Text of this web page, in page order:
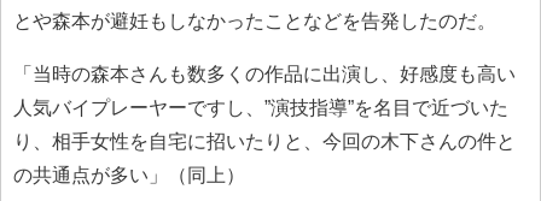
とや森本が避妊もしなかったことなどを告発したのだ。
「当時の森本さんも数多くの作品に出演し、好感度も高い
人気バイプレーヤーですし、”演技指導”を名目で近づいた
り、相手女性を自宅に招いたりと、今回の木下さんの件と
の共通点が多い」（同上）